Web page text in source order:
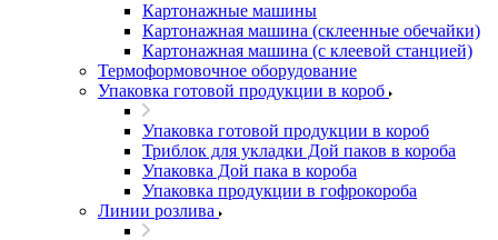
Картонажные машины
Картонажная машина (склеенные обечайки)
Картонажная машина (с клеевой станцией)
Термоформовочное оборудование
Упаковка готовой продукции в короб
Упаковка готовой продукции в короб
Триблок для укладки Дой паков в короба
Упаковка Дой пака в короба
Упаковка продукции в гофрокороба
Линии розлива